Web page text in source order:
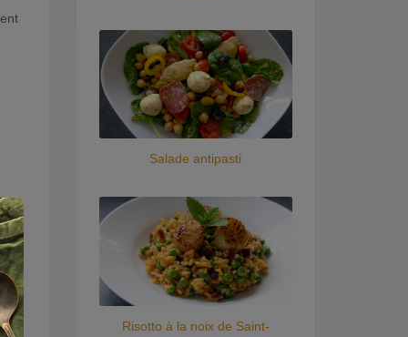
Salade antipasti
Risotto à la noix de Saint-